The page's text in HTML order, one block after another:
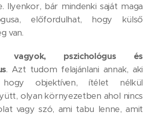
Ilyenkor, bár mindenki saját maga
előfordulhat, hogy külső
van.
vagyok, pszichológus és
. Azt tudom felajánlani annak, aki
objektíven, ítélet nélkül
olyan környezetben ahol nincs
vagy szó, ami tabu lenne, amit